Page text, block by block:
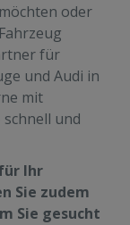
oder
für
und Audi in
mit
und
Ihr
Sie zudem
Sie gesucht